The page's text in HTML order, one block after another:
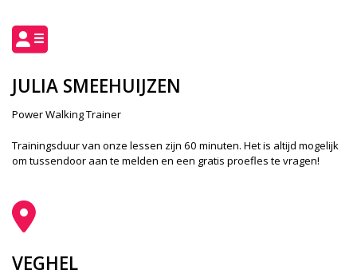
JULIA SMEEHUIJZEN
Power Walking Trainer
Trainingsduur van onze lessen zijn 60 minuten. Het is altijd mogelijk
om tussendoor aan te melden en een gratis proefles te vragen!
VEGHEL